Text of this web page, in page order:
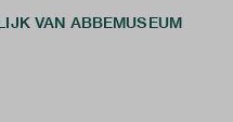
VAN ABBEMUSEUM